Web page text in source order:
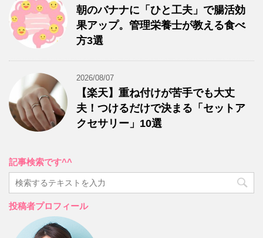
朝のバナナに「ひと工夫」で腸活効
果アップ。管理栄養士が教える食べ
方3選
2026/08/07
【楽天】重ね付けが苦手でも大丈
夫！つけるだけで決まる「セットア
クセサリー」10選
記事検索です^^
投稿者プロフィール